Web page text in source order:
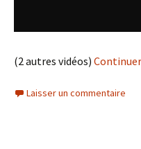
(2 autres vidéos)
Laisser un commentaire